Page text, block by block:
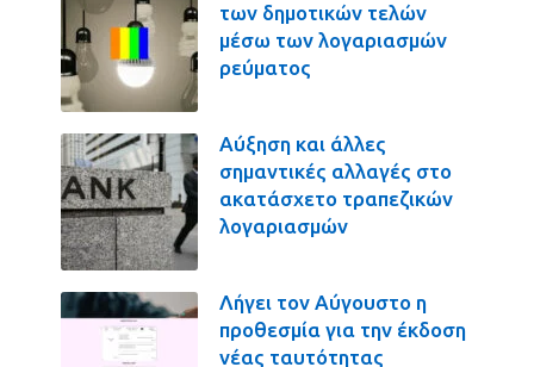
των δημοτικών τελών
μέσω των λογαριασμών
ρεύματος
Αύξηση και άλλες
σημαντικές αλλαγές στο
ακατάσχετο τραπεζικών
λογαριασμών
Λήγει τον Αύγουστο η
προθεσμία για την έκδοση
νέας ταυτότητας